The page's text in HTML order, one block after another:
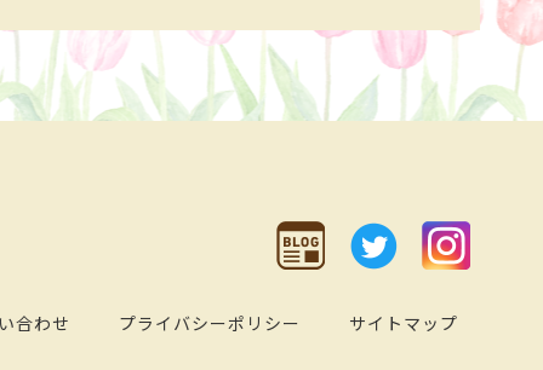
合わせ プライバシーポリシー サイトマップ